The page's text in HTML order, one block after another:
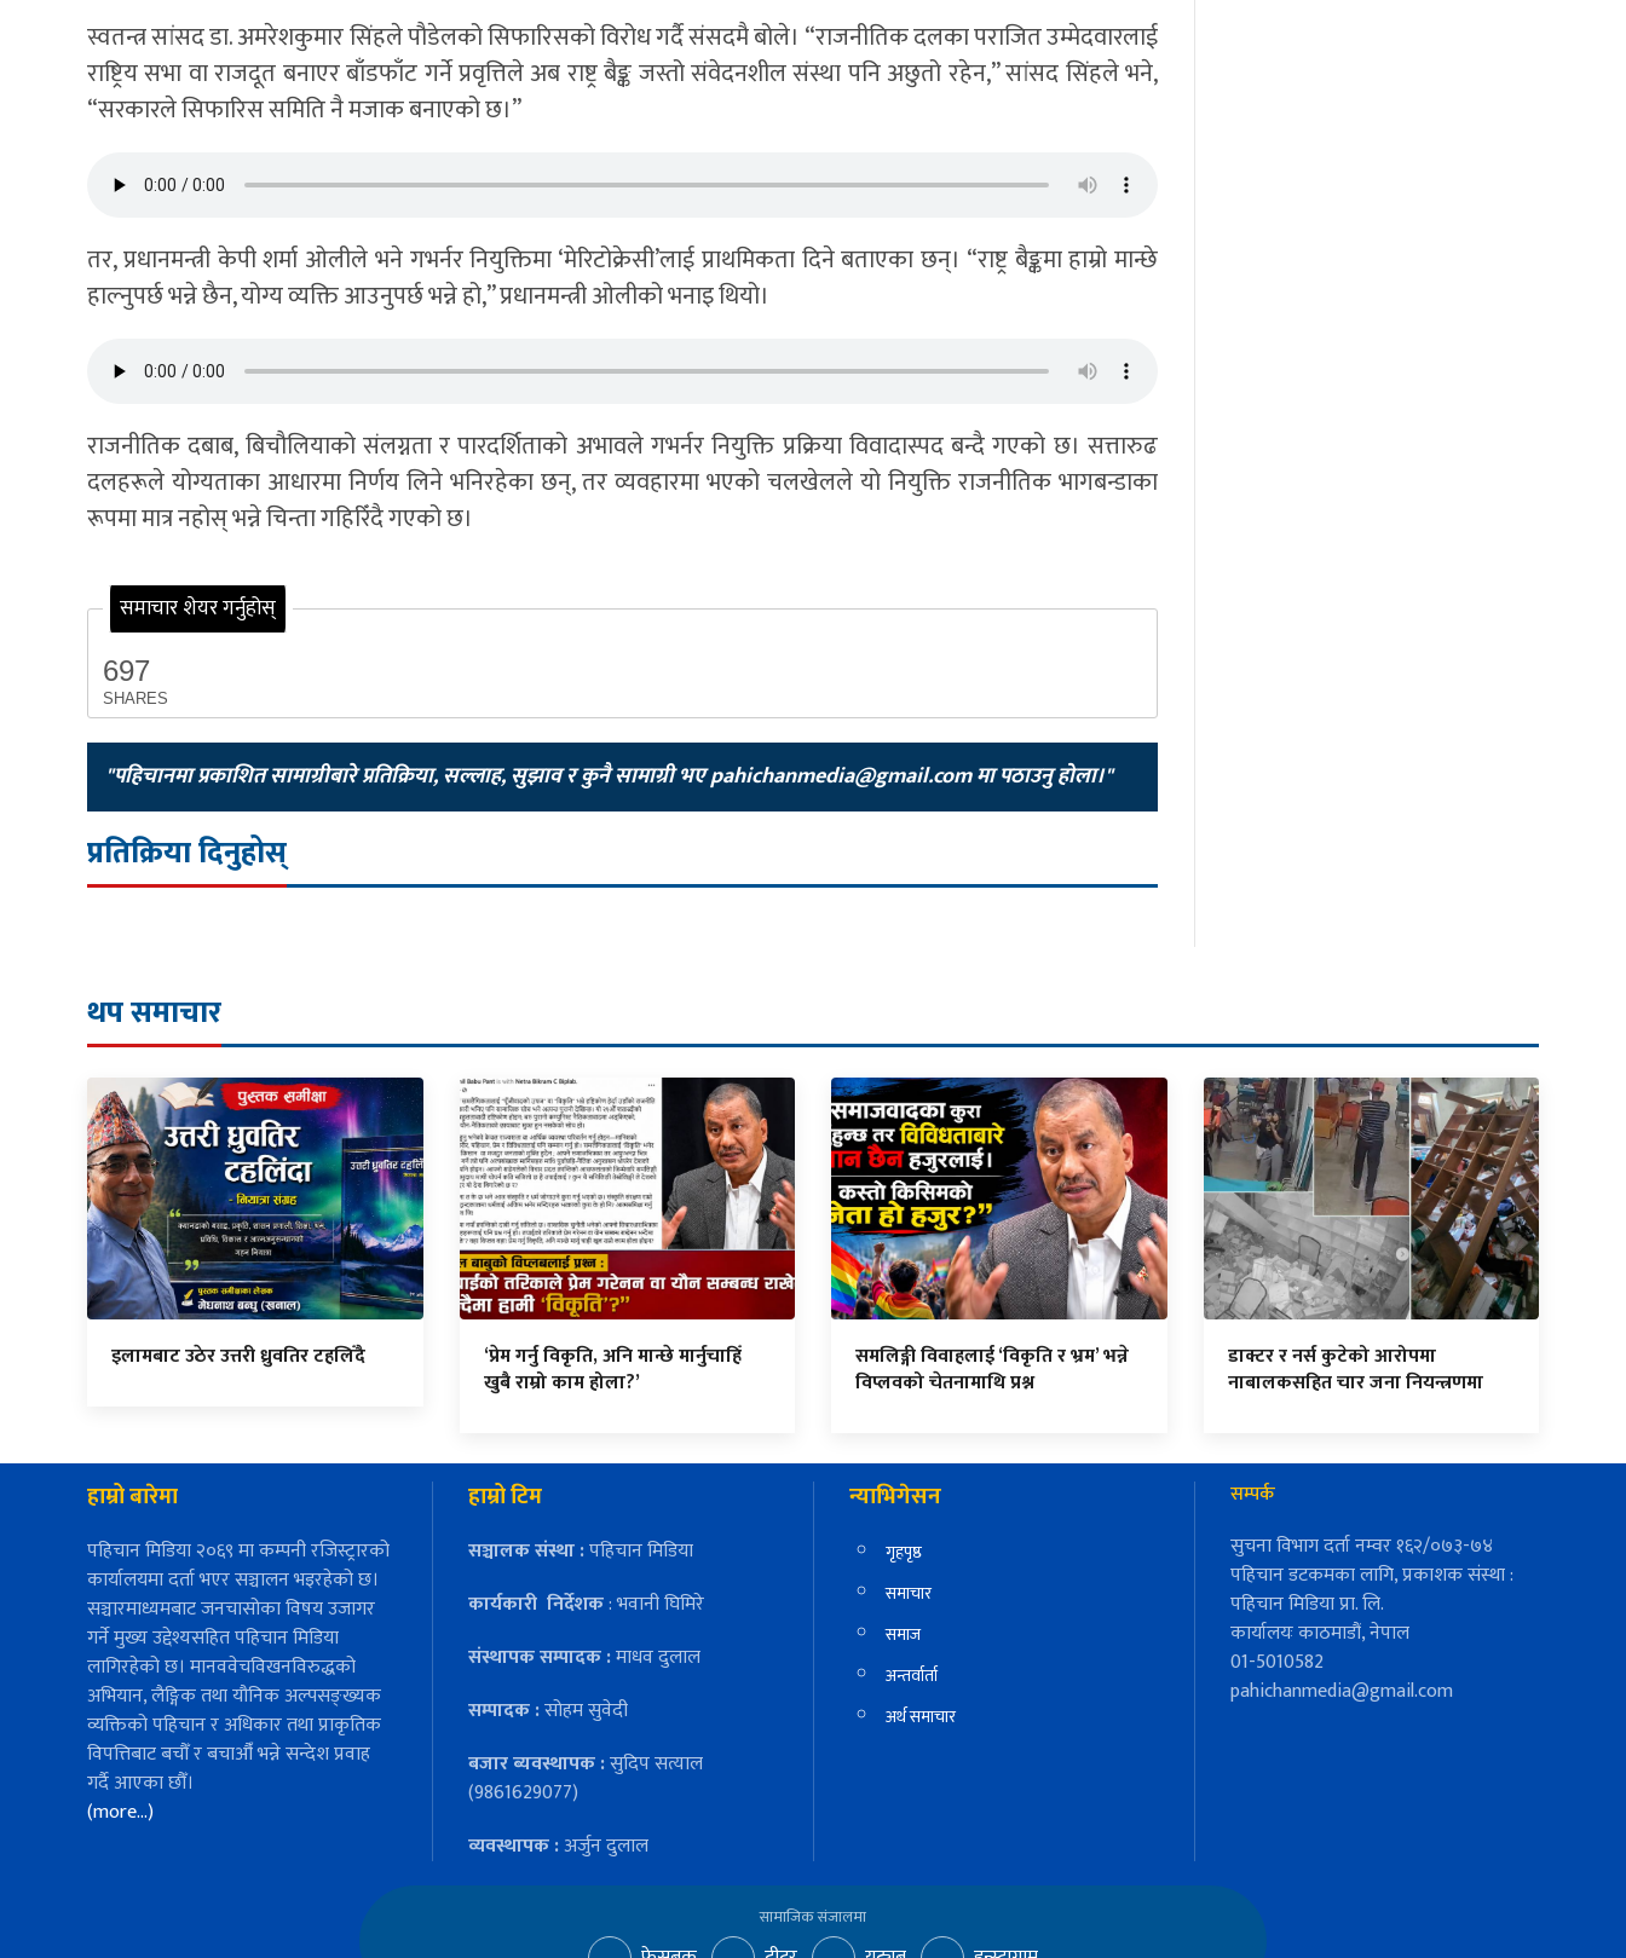
स्वतन्त्र सांसद डा. अमरेशकुमार सिंहले पौडेलको सिफारिसको विरोध गर्दै संसदमै बोले। “राजनीतिक दलका पराजित उम्मेदवारलाई
राष्ट्रिय सभा वा राजदूत बनाएर बाँडफाँट गर्ने प्रवृत्तिले अब राष्ट्र बैङ्क जस्तो संवेदनशील संस्था पनि अछुतो रहेन,” सांसद सिंहले भने,
“सरकारले सिफारिस समिति नै मजाक बनाएको छ।”
तर, प्रधानमन्त्री केपी शर्मा ओलीले भने गभर्नर नियुक्तिमा ‘मेरिटोक्रेसी’लाई प्राथमिकता दिने बताएका छन्। “राष्ट्र बैङ्कमा हाम्रो मान्छे
हाल्नुपर्छ भन्ने छैन, योग्य व्यक्ति आउनुपर्छ भन्ने हो,” प्रधानमन्त्री ओलीको भनाइ थियो।
राजनीतिक दबाब, बिचौलियाको संलग्नता र पारदर्शिताको अभावले गभर्नर नियुक्ति प्रक्रिया विवादास्पद बन्दै गएको छ। सत्तारुढ
दलहरूले योग्यताका आधारमा निर्णय लिने भनिरहेका छन्, तर व्यवहारमा भएको चलखेलले यो नियुक्ति राजनीतिक भागबन्डाका
रूपमा मात्र नहोस् भन्ने चिन्ता गहिरिँदै गएको छ।
समाचार शेयर गर्नुहोस्
697
SHARES
"पहिचानमा प्रकाशित सामाग्रीबारे प्रतिक्रिया, सल्लाह, सुझाव र कुनै सामाग्री भएpahichanmedia@gmail.comमा पठाउनु होला।"
प्रतिक्रिया दिनुहोस्
थप समाचार
इलामबाट उठेर उत्तरी ध्रुवतिर टहलिँदै
‘प्रेम गर्नु विकृति, अनि मान्छे मार्नुचाहिँ
खुबै राम्रो काम होला?’
समलिङ्गी विवाहलाई ‘विकृति र भ्रम’ भन्ने
विप्लवको चेतनामाथि प्रश्न
डाक्टर र नर्स कुटेको आरोपमा
नाबालकसहित चार जना नियन्त्रणमा
हाम्रो बारेमा
पहिचान मिडिया २०६९ मा कम्पनी रजिस्ट्रारको
कार्यालयमा दर्ता भएर सञ्चालन भइरहेको छ।
सञ्चारमाध्यमबाट जनचासोका विषय उजागर
गर्ने मुख्य उद्देश्यसहित पहिचान मिडिया
लागिरहेको छ। मानववेचविखनविरुद्धको
अभियान, लैङ्गिक तथा यौनिक अल्पसङ्ख्यक
व्यक्तिको पहिचान र अधिकार तथा प्राकृतिक
विपत्तिबाट बचौँ र बचाऔँ भन्ने सन्देश प्रवाह
गर्दै आएका छौँ।
(more…)
हाम्रो टिम
सञ्चालक संस्था :पहिचान मिडिया
कार्यकारी निर्देशक: भवानी घिमिरे
संस्थापक सम्पादक :माधव दुलाल
सम्पादक :सोहम सुवेदी
बजार ब्यवस्थापक :सुदिप सत्याल
(9861629077)
व्यवस्थापक :अर्जुन दुलाल
न्याभिगेसन
गृहपृष्ठ
समाचार
समाज
अन्तर्वार्ता
अर्थ समाचार
सम्पर्क
सुचना विभाग दर्ता नम्वर १६२/०७३-७४
पहिचान डटकमका लागि, प्रकाशक संस्था :
पहिचान मिडिया प्रा. लि.
कार्यालयः काठमाडौं, नेपाल
01-5010582
pahichanmedia@gmail.com
सामाजिक संजालमा